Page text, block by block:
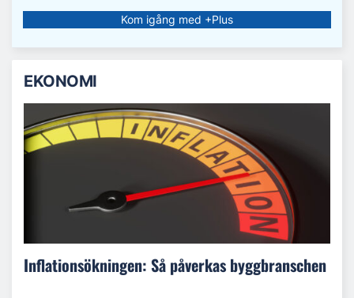
Kom igång med +Plus
EKONOMI
Inflationsökningen: Så påverkas byggbranschen